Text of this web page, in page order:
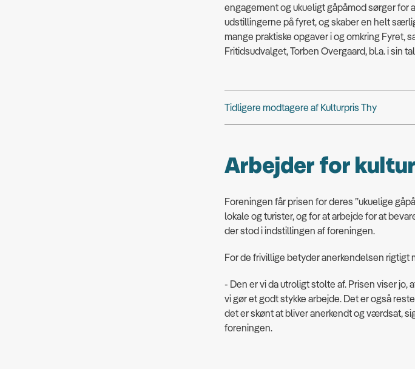
engagement og ukueligt gåpåmod sørger for
udstillingerne på fyret, og skaber en helt
mange praktiske opgaver i og omkring Fyret,
Fritidsudvalget, Torben Overgaard, bl.a. i sin
Tidligere modtagere af Kulturpris Thy
Arbejder for
Foreningen får prisen for deres ”ukuelige
lokale og turister, og for at arbejde for at
der stod i indstillingen af foreningen.
For de frivillige betyder anerkendelsen rigtigt
- Den er vi da utroligt stolte af. Prisen viser jo,
vi gør et godt stykke arbejde. Det er også
det er skønt at bliver anerkendt og værdsat,
foreningen.